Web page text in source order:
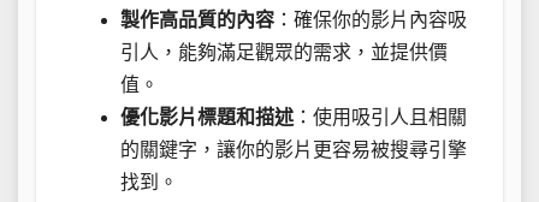
製作高品質的內容 ：確保你的影片內容吸
引人，能夠滿足觀眾的需求，並提供價
值。
優化影片標題和描述 ：使用吸引人且相關
的關鍵字，讓你的影片更容易被搜尋引擎
找到。